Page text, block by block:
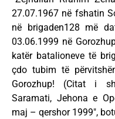
27.07.1967 në fshatin
në brigaden128 më
03.06.1999 në
katër batalioneve të
çdo tubim të
Gorozhup! (Citat i
Saramati, Jehona e
maj – qershor 1999″,